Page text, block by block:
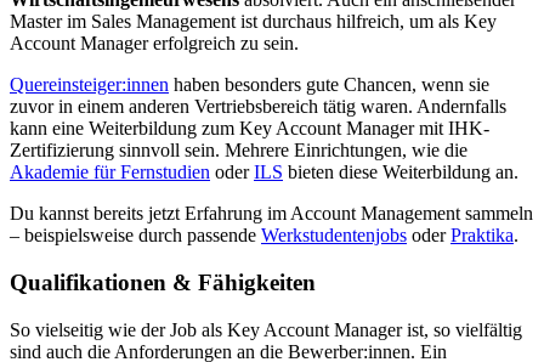
Master im Sales Management ist durchaus hilfreich, um als Key
Account Manager erfolgreich zu sein.
Quereinsteiger:innen haben besonders gute Chancen, wenn sie
zuvor in einem anderen Vertriebsbereich tätig waren. Andernfalls
kann eine Weiterbildung zum Key Account Manager mit IHK-
Zertifizierung sinnvoll sein. Mehrere Einrichtungen, wie die
Akademie für Fernstudien oderILS bieten diese Weiterbildung an.
Du kannst bereits jetzt Erfahrung im Account Management sammeln
– beispielsweise durch passende Werkstudentenjobs oderPraktika.
Qualifikationen & Fähigkeiten
So vielseitig wie der Job als Key Account Manager ist, so vielfältig
sind auch die Anforderungen an die Bewerber:innen. Ein